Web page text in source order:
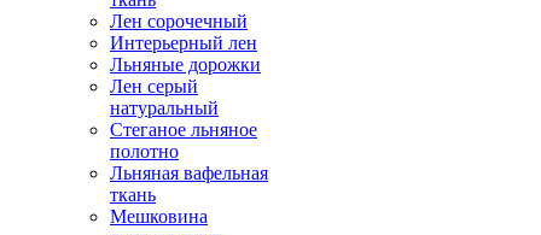
Лен сорочечный
Интерьерный лен
Льняные дорожки
Лен серый
натуральный
Стеганое льняное
полотно
Льняная вафельная
ткань
Мешковина